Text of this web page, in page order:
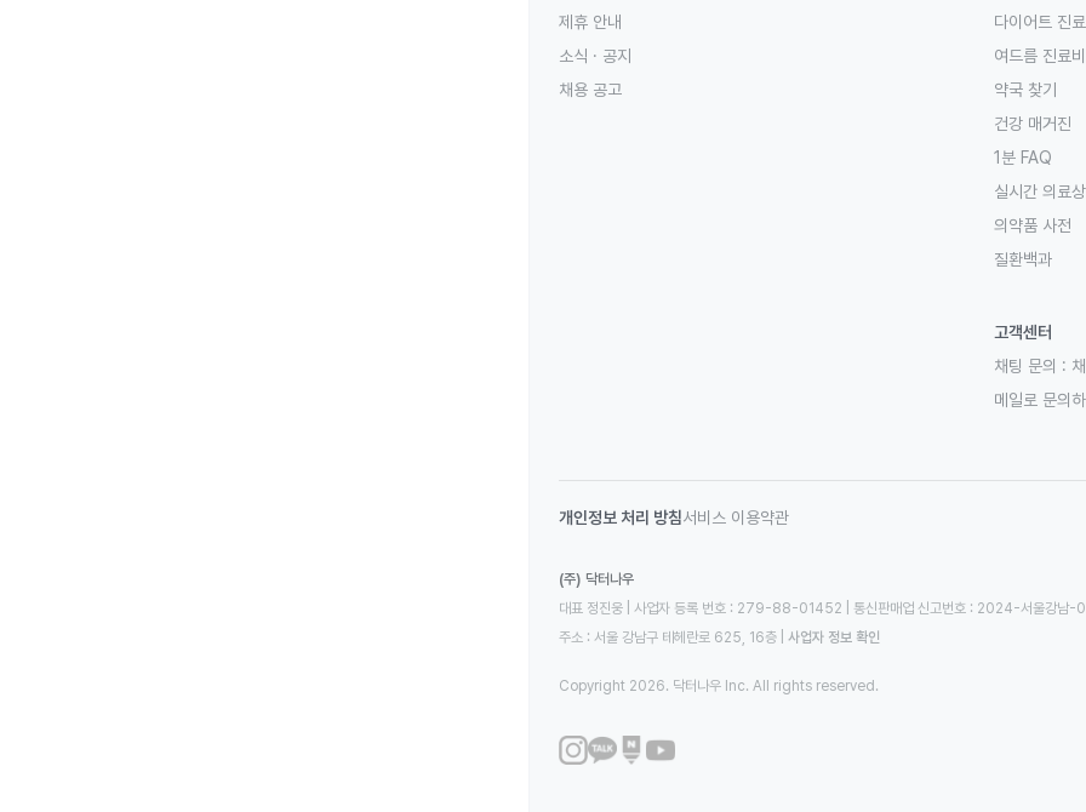
제휴 안내
소식 · 공지
채용 공고
다이어트 진료
여드름 진료비
약국 찾기
건강 매거진
1분 FAQ
실시간 의료
의약품 사전
질환백과
고객센터
채팅 문의 :
메일로 문의하
개인정보 처리 방침서비스 이용약관
(주) 닥터나우
대표 정진웅 | 사업자 등록 번호 : 279-88-01452 | 통신판매업 신고번호 : 2024-서울강남
주소 : 서울 강남구 테헤란로 625, 16층
사업자 정보 확인
Copyright 2026. 닥터나우 Inc. All rights reserved.